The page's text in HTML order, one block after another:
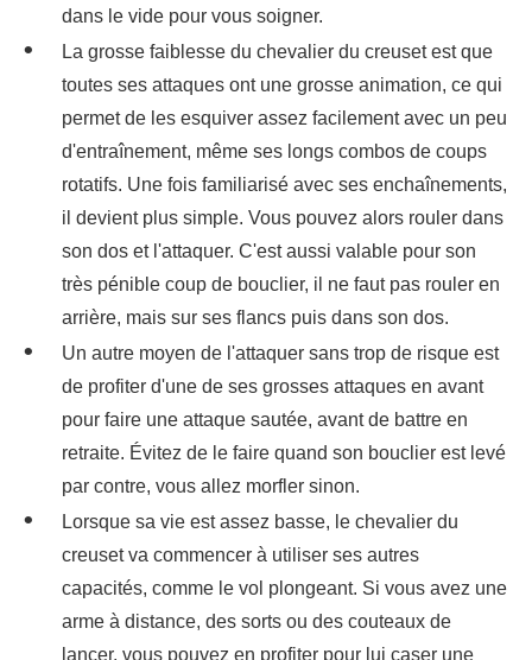
dans le vide pour vous soigner.
La grosse faiblesse du chevalier du creuset est que
toutes ses attaques ont une grosse animation, ce qui
permet de les esquiver assez facilement avec un peu
d'entraînement, même ses longs combos de coups
rotatifs. Une fois familiarisé avec ses enchaînements,
il devient plus simple. Vous pouvez alors rouler dans
son dos et l'attaquer. C'est aussi valable pour son
très pénible coup de bouclier, il ne faut pas rouler en
arrière, mais sur ses flancs puis dans son dos.
Un autre moyen de l'attaquer sans trop de risque est
de profiter d'une de ses grosses attaques en avant
pour faire une attaque sautée, avant de battre en
retraite. Évitez de le faire quand son bouclier est levé
par contre, vous allez morfler sinon.
Lorsque sa vie est assez basse, le chevalier du
creuset va commencer à utiliser ses autres
capacités, comme le vol plongeant. Si vous avez une
arme à distance, des sorts ou des couteaux de
lancer, vous pouvez en profiter pour lui caser une